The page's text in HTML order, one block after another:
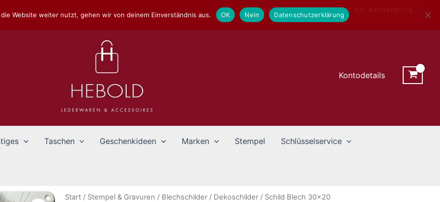
Newsletter - 10% Rabatt bei Anmeldung
Kontodetails
Taschen Geschenkideen Marken Stempel Schlüsselservice
Start / Stempel & Gravuren / Blechschilder / Dekoschilder / Schild Blech 30×20
die Website weiter nutzt, gehen wir von deinem Einverständnis aus. OK Nein Datenschutzerklärung